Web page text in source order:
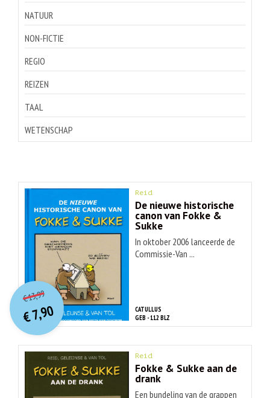
NATUUR
NON-FICTIE
REGIO
REIZEN
TAAL
WETENSCHAP
Reid
De nieuwe historische
canon van Fokke &
Sukke
In oktober 2006 lanceerde de
Commissie-Van ...
CATULLUS
GEB - 112 BLZ
€13,99O
orspr
onkelijke
prijs
was:
€ 13,99.
€7,90
Huidige
prijs
is:
€ 7,90.
Reid
Fokke & Sukke aan de
drank
Een bundeling van de grappen